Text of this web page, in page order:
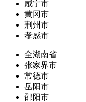
咸宁市
黄冈市
荆州市
孝感市
全湖南省
张家界市
常德市
岳阳市
邵阳市